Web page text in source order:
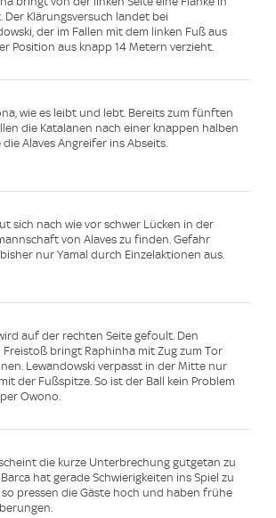
Der Klärungsversuch landet bei
der im Fallen mit dem linken Fuß aus
Position aus knapp 14 Metern verzieht.
wie es leibt und lebt. Bereits zum fünften
die Katalanen nach einer knappen halben
Alaves Angreifer ins Abseits.
sich nach wie vor schwer Lücken in der
von Alaves zu finden. Gefahr
nur Yamal durch Einzelaktionen aus.
auf der rechten Seite gefoult. Den
Freistoß bringt Raphinha mit Zug zum Tor
Lewandowski verpasst in der Mitte nur
der Fußspitze. So ist der Ball kein Problem
Owono.
die kurze Unterbrechung gutgetan zu
hat gerade Schwierigkeiten ins Spiel zu
pressen die Gäste hoch und haben frühe